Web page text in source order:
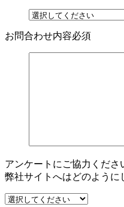
お問合わせ内容必須
アンケートにご協力くださ
弊社サイトへはどのように